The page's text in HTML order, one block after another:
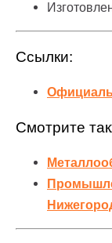
Ссылки:
Смотрите